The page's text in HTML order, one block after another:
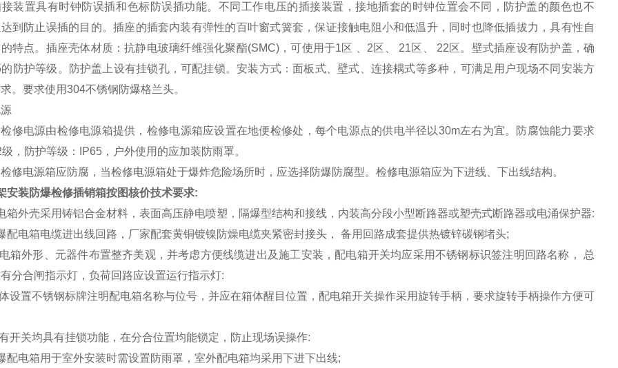
装置具有时钟防误插和色标防误插功能。不同工作电压的插接装置，接地插套的时钟位置会不同，防护盖的颜色也不
到防止误插的目的。插座的插套内装有弹性的百叶窗式簧套，保证接触电阻小和低温升，同时也降低插拔力，具有性自
特点。插座壳体材质：抗静电玻璃纤维强化聚酯(SMC)，可使用于1区 、2区、 21区、 22区。壁式插座设有防护盖，确
防护等级。防护盖上设有挂锁孔，可配挂锁。安装方式：面板式、壁式、连接耦式等多种，可满足用户现场不同安装方
。要求使用304不锈钢防爆格兰头。
修电源由检修电源箱提供，检修电源箱应设置在地便检修处，每个电源点的供电半径以30m左右为宜。防腐蚀能力要求
，防护等级：IP65，户外使用的应加装防雨罩。
修电源箱应防腐，当检修电源箱处于爆炸危险场所时，应选择防爆防腐型。检修电源箱应为下进线、下出线结构。
安装防爆检修插销箱按图核价技术要求:
箱外壳采用铸铝合金材料，表面高压静电喷塑，隔爆型结构和接线，内装高分段小型断路器或塑壳式断路器或电涌保护器:
配电箱电缆进出线回路，厂家配套黄铜镀镍防燥电缆夹紧密封接头， 备用回路成套提供热镀锌碳钢堵头;
箱外形、元器件布置整齐美观，并考虑方便线缆进出及施工安装，配电箱开关均应采用不锈钢标识签注明回路名称， 总
分合闸指示灯，负荷回路应设置运行指示灯:
设置不锈钢标牌注明配电箱名称与位号，并应在箱体醒目位置，配电箱开关操作采用旋转手柄，要求旋转手柄操作方便可
开关均具有挂锁功能，在分合位置均能锁定，防止现场误操作:
配电箱用于室外安装时需设置防雨罩，室外配电箱均采用下进下出线;